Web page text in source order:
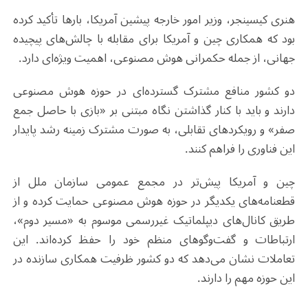
هنری کیسینجر، وزیر امور خارجه پیشین آمریکا، بارها تأکید کرده
بود که همکاری چین و آمریکا برای مقابله با چالش‌های پیچیده
جهانی، از جمله حکمرانی هوش مصنوعی، اهمیت ویژه‌ای دارد.
دو کشور منافع مشترک گسترده‌ای در حوزه هوش مصنوعی
دارند و باید با کنار گذاشتن نگاه مبتنی بر «بازی با حاصل جمع
صفر» و رویکردهای تقابلی، به صورت مشترک زمینه رشد پایدار
این فناوری را فراهم کنند.
چین و آمریکا پیش‌تر در مجمع عمومی سازمان ملل از
قطعنامه‌های یکدیگر در حوزه هوش مصنوعی حمایت کرده و از
طریق کانال‌های دیپلماتیک غیررسمی موسوم به «مسیر دوم»،
ارتباطات و گفت‌وگوهای منظم خود را حفظ کرده‌اند. این
تعاملات نشان می‌دهد که دو کشور ظرفیت همکاری سازنده در
این حوزه مهم را دارند.